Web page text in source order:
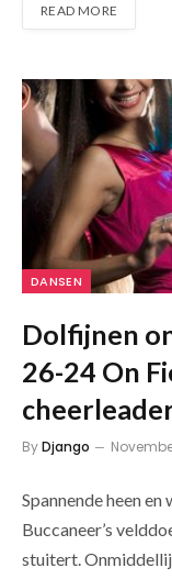
READ MORE
DANSEN
Dolfijnen
26-24 On
ByDjango
Spannende heen
Buccaneer’s
stuitert.